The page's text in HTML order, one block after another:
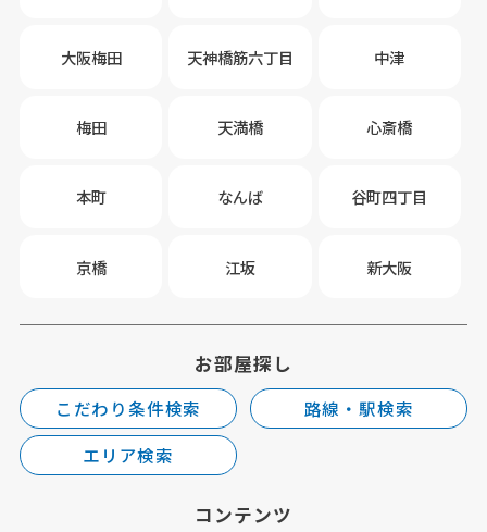
大阪梅田 天神橋筋六丁目 中津
梅田 天満橋 心斎橋
本町 なんば 谷町四丁目
京橋 江坂 新大阪
お部屋探し
こだわり条件検索
路線・駅検索
エリア検索
コンテンツ